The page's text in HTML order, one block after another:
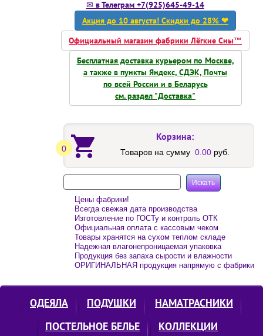
✉ в Телеграм +7(925)645-49-14
Акция до 10 августа! Скидки до 28% ❤
Официальный магазин фабрики Лёгкие Сны™
Бесплатная доставка курьером по Москве,
а также в пункты Яндекс, СДЭК, Почты
по всей России и в Беларусь
см. раздел "Доставка"
0
Корзина:
Товаров на сумму 0.00 руб.
Цены фабрики!
Всегда свежая дата производства
Изготовление по ГОСТу и контроль ОТК
Официальная оплата с кассовым чеком
Товары хранятся на сухом теплом складе
Надежная влагонепроницаемая упаковка
Продукция без запаха сырости и влажности
ОРИГИНАЛЬНАЯ продукция напрямую с фабрики
ОДЕЯЛА ПОДУШКИ
НАМАТРАСНИКИ
ПОСТЕЛЬНОЕ БЕЛЬЕ
КОЛЛЕКЦИИ